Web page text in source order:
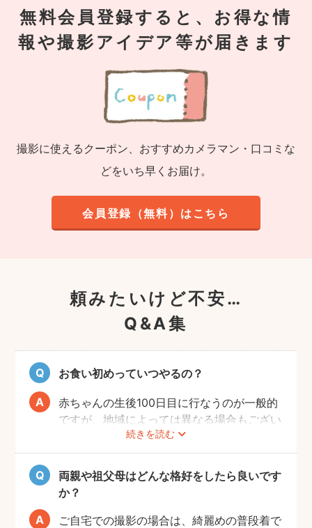
無料会員登録すると、お得な情
報や撮影アイデア等が届きます
撮影に使えるクーポン、おすすめカメラマン・口コミな
どをいち早くお届け。
会員登録（無料）はこちら
頼みたいけど不安…
Q&A集
お食い初めっていつやるの？
続きを読む
赤ちゃんの生後100日目に行なうのが一般的
ですが、地域によっては異なる場合もござい
ます。あくまでも目安になりますので、その
前後でご家族のご都合の良い日を選び、お祝
いするのがおすすめです。
両親や祖父母はどんな格好をしたら良いです
か？
ご自宅での撮影の場合は、綺麗めの普段着で